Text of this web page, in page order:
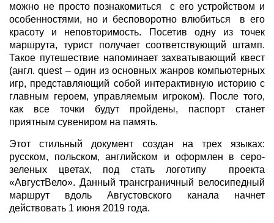
можно не просто познакомиться с его устройством и
особенностями, но и бесповоротно влюбиться в его
красоту и неповторимость. Посетив одну из точек
маршрута, турист получает соответствующий штамп.
Такое путешествие напоминает захватывающий квест
(англ. quest – один из основных жанров компьютерных
игр, представляющий собой интерактивную историю с
главным героем, управляемым игроком). После того,
как все точки будут пройдены, паспорт станет
приятным сувениром на память.
Этот стильный документ создан на трех языках:
русском, польском, английском и оформлен в серо-
зеленых цветах, под стать логотипу проекта
«АвгустВело». Данный трансграничный велосипедный
маршрут вдоль Августовского канала начнет
действовать 1 июня 2019 года.